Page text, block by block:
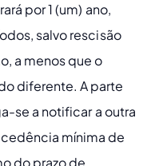
por 1 (um) ano,
salvo rescisão
a menos que o
diferente. A parte
se a notificar a outra
mínima de
do prazo de